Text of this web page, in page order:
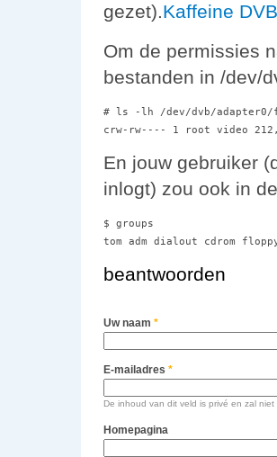
gezet).
Om de permissies
bestanden in /dev/
# ls -lh /dev/dvb/adapter0/
En jouw gebruiker
inlogt) zou ook in
$ groups
beantwoorden
Uw naam *
E-mailadres *
De inhoud van dit veld is privé en zal
Homepagina